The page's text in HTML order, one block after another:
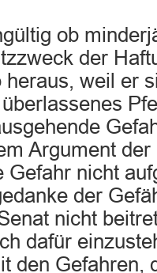
ob
der
heraus, weil er
Argument
Gefahr nicht
der
nicht
dafür
den Gefahren,